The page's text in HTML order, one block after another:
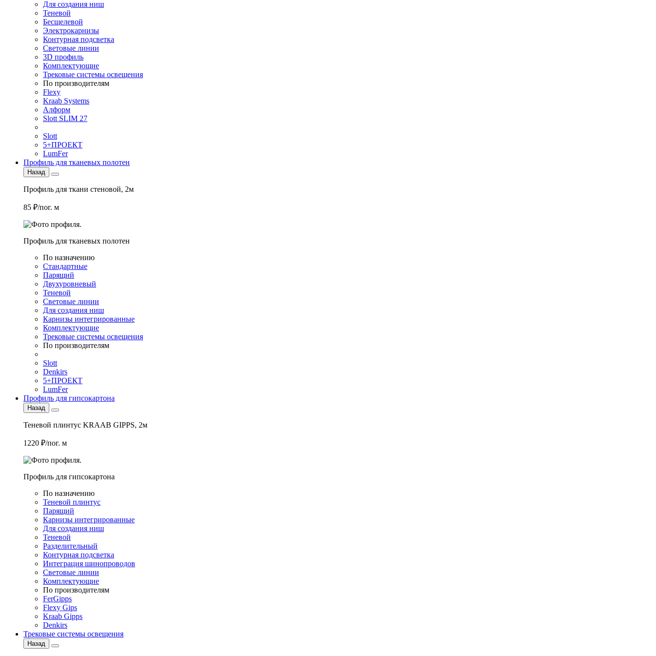
Для создания ниш
Теневой
Бесщелевой
Электрокарнизы
Контурная подсветка
Световые линии
3D профиль
Комплектующие
Трековые системы освещения
По производителям
Flexy
Kraab Systems
Алформ
Slott SLIM 27
Slott
5+ПРОЕКТ
LumFer
Профиль для тканевых полотен
Назад
Профиль для ткани стеновой, 2м
85 ₽/пог. м
Профиль для тканевых полотен
По назначению
Стандартные
Парящий
Двухуровневый
Теневой
Световые линии
Для создания ниш
Карнизы интегрированные
Комплектующие
Трековые системы освещения
По производителям
Slott
Denkirs
5+ПРОЕКТ
LumFer
Профиль для гипсокартона
Назад
Теневой плинтус KRAAB GIPPS, 2м
1220 ₽/пог. м
Профиль для гипсокартона
По назначению
Теневой плинтус
Парящий
Карнизы интегрированные
Для создания ниш
Теневой
Разделительный
Контурная подсветка
Интеграция шинопроводов
Световые линии
Комплектующие
По производителям
FerGipps
Flexy Gips
Kraab Gipps
Denkirs
Трековые системы освещения
Назад